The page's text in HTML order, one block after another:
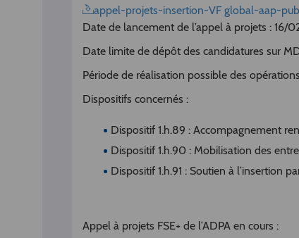
appel-projets-insertion-VF global-aap-
Date de lancement de l’appel à projets : 16/
Date limite de dépôt des candidatures sur
Période de réalisation possible des
Dispositifs concernés :
Dispositif 1.h.89 : Accompagnement
Dispositif 1.h.90 : Mobilisation des
Dispositif 1.h.91 : Soutien à l’insertion
Appel à projets FSE+ de l’ADPA en cours :